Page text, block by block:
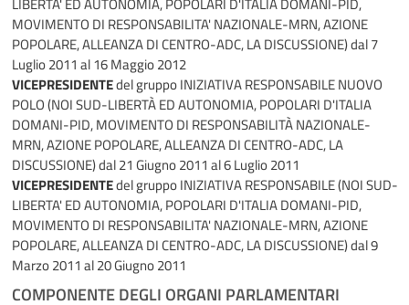
MOVIMENTO DI RESPONSABILITA' NAZIONALE-MRN, AZIONE
POPOLARE, ALLEANZA DI CENTRO-ADC, LA DISCUSSIONE)dal 7
Luglio 2011 al 16 Maggio 2012
VICEPRESIDENTEdel gruppo INIZIATIVA RESPONSABILE NUOVO
POLO (NOI SUD-LIBERTÀ ED AUTONOMIA, POPOLARI D'ITALIA
DOMANI-PID, MOVIMENTO DI RESPONSABILITÀ NAZIONALE-
MRN, AZIONE POPOLARE, ALLEANZA DI CENTRO-ADC, LA
DISCUSSIONE)dal 21 Giugno 2011 al 6 Luglio 2011
VICEPRESIDENTEdel gruppo INIZIATIVA RESPONSABILE (NOI SUD-
LIBERTA' ED AUTONOMIA, POPOLARI D'ITALIA DOMANI-PID,
MOVIMENTO DI RESPONSABILITA' NAZIONALE-MRN, AZIONE
POPOLARE, ALLEANZA DI CENTRO-ADC, LA DISCUSSIONE)dal 9
Marzo 2011 al 20 Giugno 2011
COMPONENTE DEGLI ORGANI PARLAMENTARI